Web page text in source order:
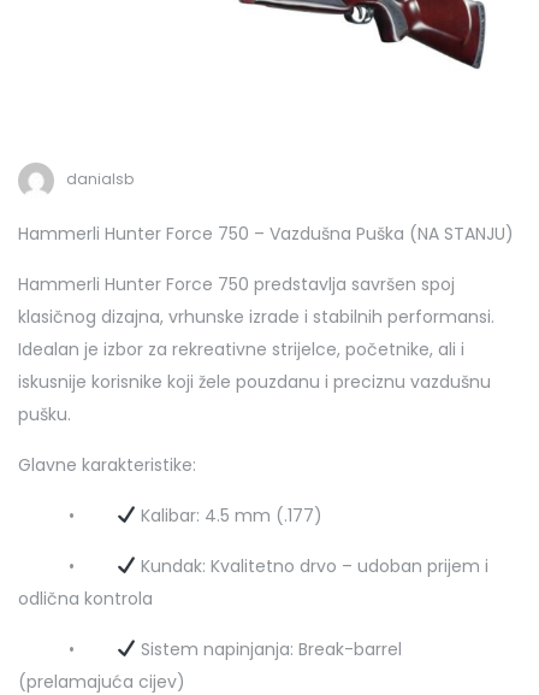
danialsb
Hammerli Hunter Force 750 – Vazdušna Puška (NA STANJU)
Hammerli Hunter Force 750 predstavlja savršen spoj
klasičnog dizajna, vrhunske izrade i stabilnih performansi.
Idealan je izbor za rekreativne strijelce, početnike, ali i
iskusnije korisnike koji žele pouzdanu i preciznu vazdušnu
pušku.
Glavne karakteristike:
• Kalibar: 4.5 mm (.177)
•
Kundak: Kvalitetno drvo – udoban prijem i
odlična kontrola
•
Sistem napinjanja: Break-barrel
(prelamajuća cijev)